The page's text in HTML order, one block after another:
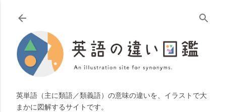
スキップしてメイン コンテンツに移動
英単語（主に類語／類義語）の意味の違いを、イラストで大
まかに図解するサイトです。